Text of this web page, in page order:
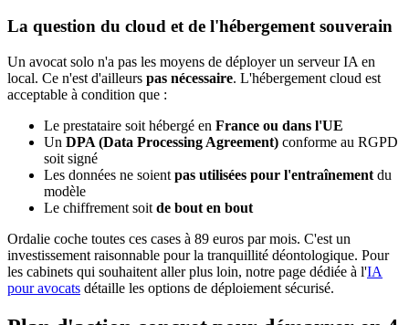
La question du cloud et de l'hébergement souverain
Un avocat solo n'a pas les moyens de déployer un serveur IA en
local. Ce n'est d'ailleurs pas nécessaire. L'hébergement cloud est
acceptable à condition que :
Le prestataire soit hébergé en France ou dans l'UE
Un DPA (Data Processing Agreement) conforme au RGPD
soit signé
Les données ne soient pas utilisées pour l'entraînement du
modèle
Le chiffrement soit de bout en bout
Ordalie coche toutes ces cases à 89 euros par mois. C'est un
investissement raisonnable pour la tranquillité déontologique. Pour
les cabinets qui souhaitent aller plus loin, notre page dédiée à l'IA
pour avocats détaille les options de déploiement sécurisé.